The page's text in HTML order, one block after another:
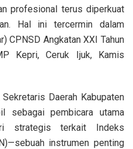
profesional terus diperkuat
Hal ini tercermin dalam
CPNSD Angkatan XXI Tahun
Kepri, Ceruk Ijuk, Kamis
Daerah Kabupaten
sebagai pembicara utama
strategis terkait Indeks
instrumen penting